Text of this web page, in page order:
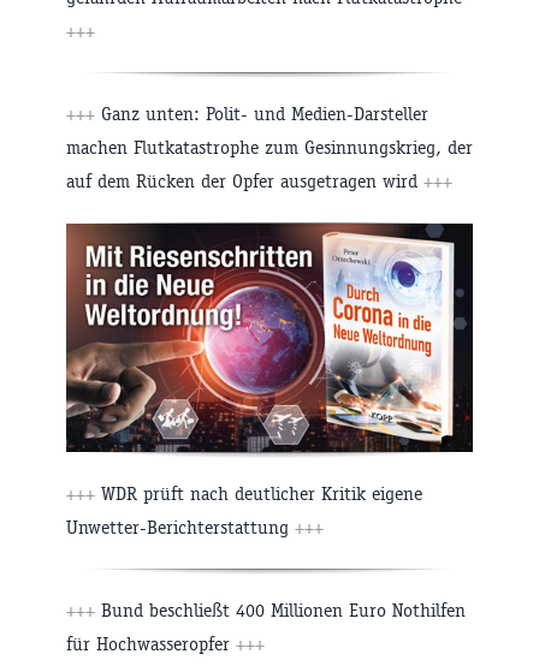
+++
+++ Ganz unten: Polit- und Medien-Darsteller
machen Flutkatastrophe zum Gesinnungskrieg, der
auf dem Rücken der Opfer ausgetragen wird +++
+++ WDR prüft nach deutlicher Kritik eigene
Unwetter-Berichterstattung +++
+++ Bund beschließt 400 Millionen Euro Nothilfen
für Hochwasseropfer +++